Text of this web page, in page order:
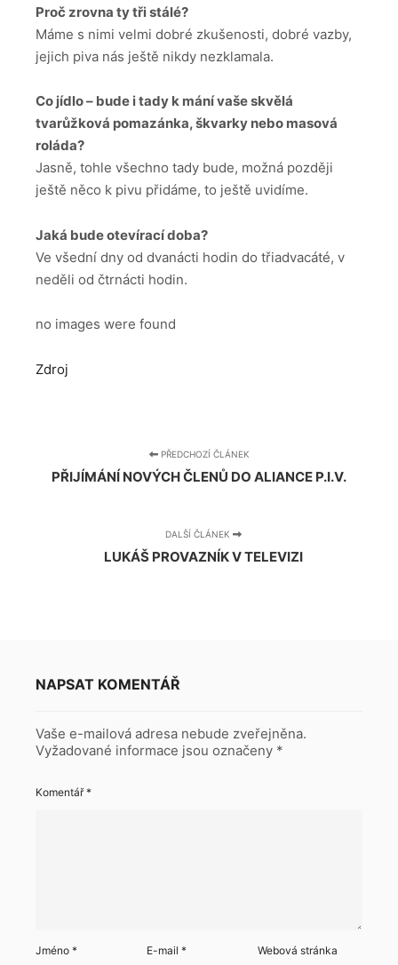
Proč zrovna ty tři stálé?
Máme s nimi velmi dobré zkušenosti, dobré vazby,
jejich piva nás ještě nikdy nezklamala.
Co jídlo – bude i tady k mání vaše skvělá
tvarůžková pomazánka, škvarky nebo masová
roláda?
Jasně, tohle všechno tady bude, možná později
ještě něco k pivu přidáme, to ještě uvidíme.
Jaká bude otevírací doba?
Ve všední dny od dvanácti hodin do třiadvacáté, v
neděli od čtrnácti hodin.
no images were found
Zdroj
PŘEDCHOZÍ ČLÁNEK
PŘIJÍMÁNÍ NOVÝCH ČLENŮ DO ALIANCE P.I.V.
DALŠÍ ČLÁNEK
LUKÁŠ PROVAZNÍK V TELEVIZI
NAPSAT KOMENTÁŘ
Vaše e-mailová adresa nebude zveřejněna.
Vyžadované informace jsou označeny *
Komentář*
Jméno * E-mail* Webová stránka